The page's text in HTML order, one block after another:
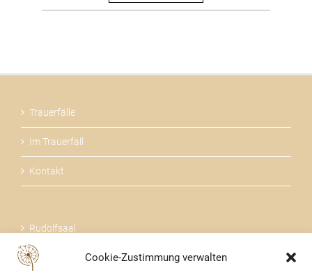
Cookie-Zustimmung verwalten
Trauerfälle
Im Trauerfall
Kontakt
Rudolfsaal
Über uns